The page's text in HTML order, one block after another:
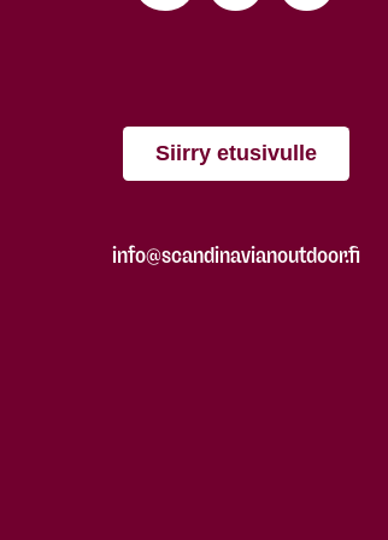
Siirry etusivulle
info@scandinavianoutdoor.fi